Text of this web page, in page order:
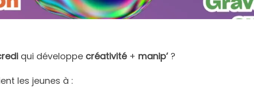
qui développe créativité+ manip’?
les jeunes à :